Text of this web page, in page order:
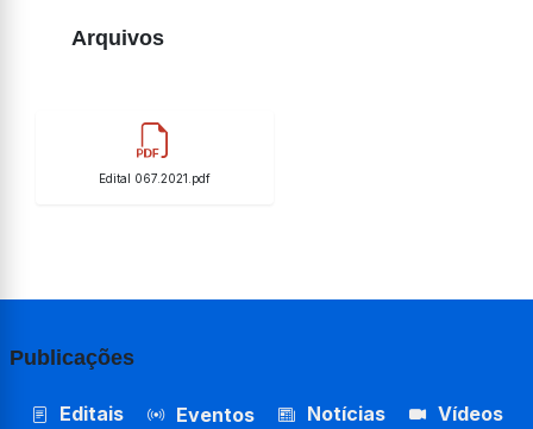
Arquivos
Edital 067.2021.pdf
Publicações
Editais Eventos Notícias Vídeos